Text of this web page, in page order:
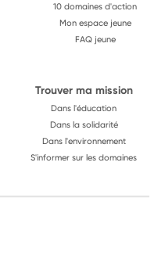
10 domaines d'action
Mon espace jeune
FAQ jeune
Trouver ma mission
Dans l'éducation
Dans la solidarité
Dans l'environnement
S'informer sur les domaines